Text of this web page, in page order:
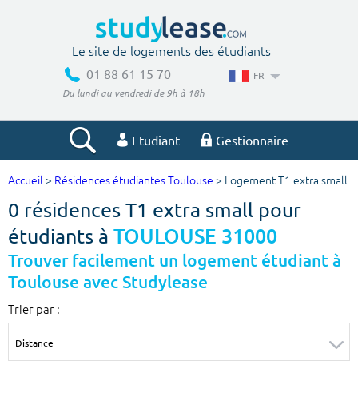
Le site de logements des étudiants
01 88 61 15 70
Du lundi au vendredi de 9h à 18h
FR
Etudiant Gestionnaire
Votre recherche
Ville, école
Accueil > Résidences étudiantes Toulouse > Logement T1 extra small
0 résidences T1 extra small pour
étudiants à TOULOUSE 31000
Trouver facilement un logement étudiant à
Toulouse avec Studylease
Trier par :